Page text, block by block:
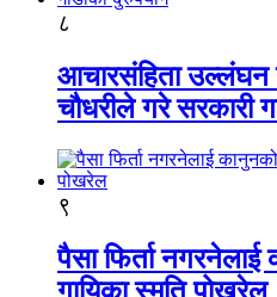
८
आचारसंहिता उल्लंघन
चौधरीले गरे सरकारी
९
पैसा फिर्ता नगरनेलाई